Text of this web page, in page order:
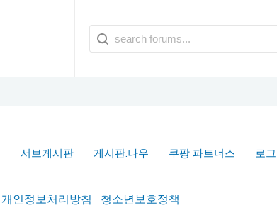
서브게시판 게시판.나우 쿠팡 파트너스 로
개인정보처리방침 청소년보호정책